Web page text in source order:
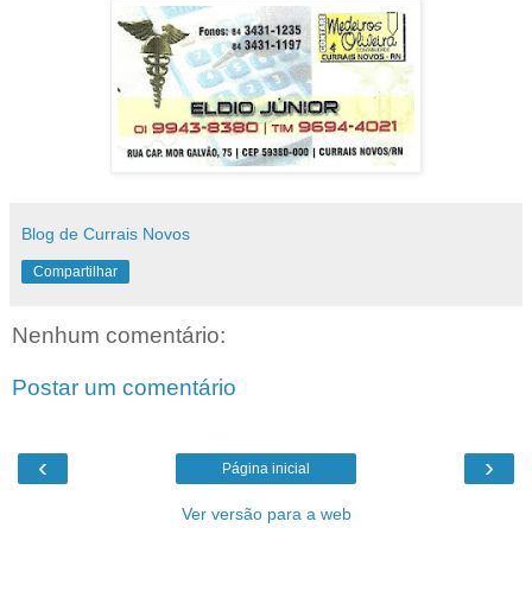
Blog de Currais Novos
Compartilhar
Nenhum comentário:
Postar um comentário
‹ ›
Página inicial
Ver versão para a web